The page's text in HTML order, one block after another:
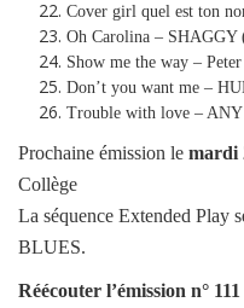
Cover girl quel est ton
Oh Carolina – SHAGGY
Show me the way –
Don’t you want me –
Trouble with love –
Prochaine émission le mardi
Collège
La séquence Extended Play
BLUES.
Réécouter l’émission n°